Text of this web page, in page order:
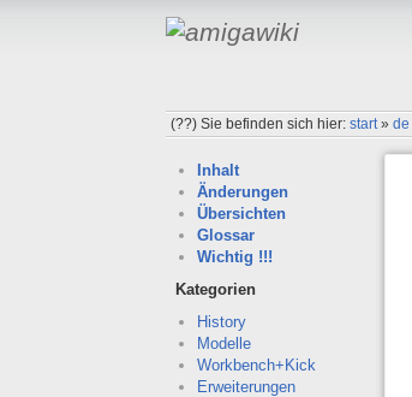
(??)Sie befinden sich hier:start»de
Inhalt
Änderungen
Übersichten
Glossar
Wichtig !!!
Kategorien
History
Modelle
Workbench+Kick
Erweiterungen